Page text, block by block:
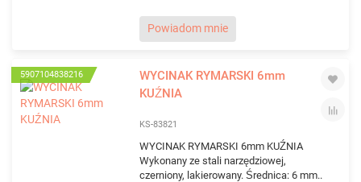
Powiadom mnie
5907104838216
WYCINAK RYMARSKI 6mm
KUŹNIA
KS-83821
WYCINAK RYMARSKI 6mm KUŹNIA
Wykonany ze stali narzędziowej,
czerniony, lakierowany. Średnica: 6 mm..